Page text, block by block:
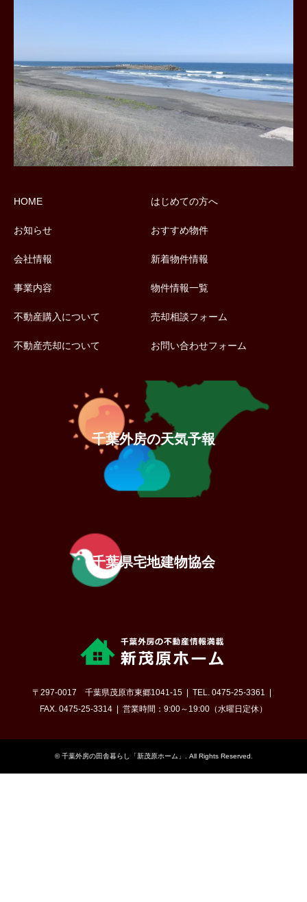
HOME
お知らせ
会社情報
事業内容
不動産購入について
不動産売却について
はじめての方へ
おすすめ物件
新着物件情報
物件情報一覧
売却相談フォーム
お問い合わせフォーム
千葉外房の天気予報
千葉県宅地建物協会
〒297-0017 千葉県茂原市東郷1041-15
TEL. 0475-25-3361
FAX. 0475-25-3314
営業時間：9:00～19:00（水曜日定休）
©千葉外房の田舎暮らし「新茂原ホーム」 . All Rights Reserved.